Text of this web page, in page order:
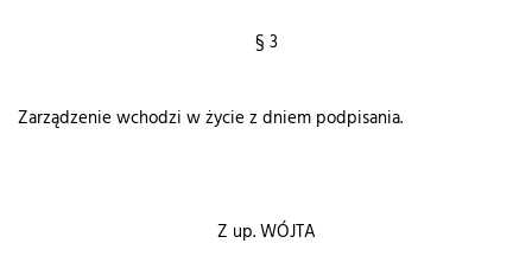
§ 3
Zarządzenie wchodzi w życie z dniem podpisania.
Z up. WÓJTA